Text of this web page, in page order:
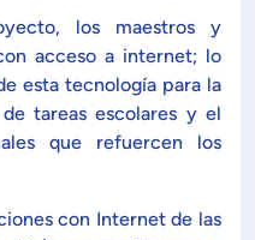
los maestros y
acceso a internet; lo
esta tecnología para la
tareas escolares y el
que refuercen los
con Internet de las